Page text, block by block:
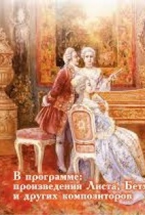
Перейти к основному содержанию